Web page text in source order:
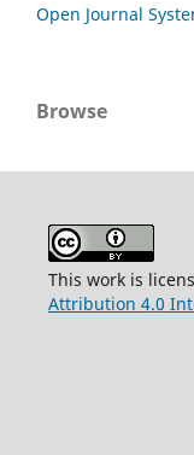
Open Journal
Browse
This work is
Attribution 4.0